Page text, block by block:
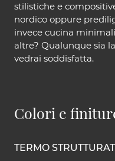
stilistiche e
nordico oppure
invece cucina
altre? Qualunque sia
vedrai soddisfatta.
Colori e
TERMO